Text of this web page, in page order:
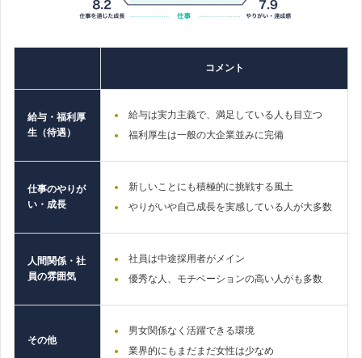
コメント
給与・福利厚
生（待遇）
給与は実力主義で、満足している人も目立つ
福利厚生は一般の大企業並みに完備
仕事のやりが
い・成長
新しいことにも積極的に挑戦する風土
やりがいや自己成長を実感している人が大多数
人間関係・社
員の雰囲気
社員は中途採用者がメイン
優秀な人、モチベーションの高い人がも多数
その他
男女関係なく活躍できる環境
業界的にもまだまだ女性は少なめ